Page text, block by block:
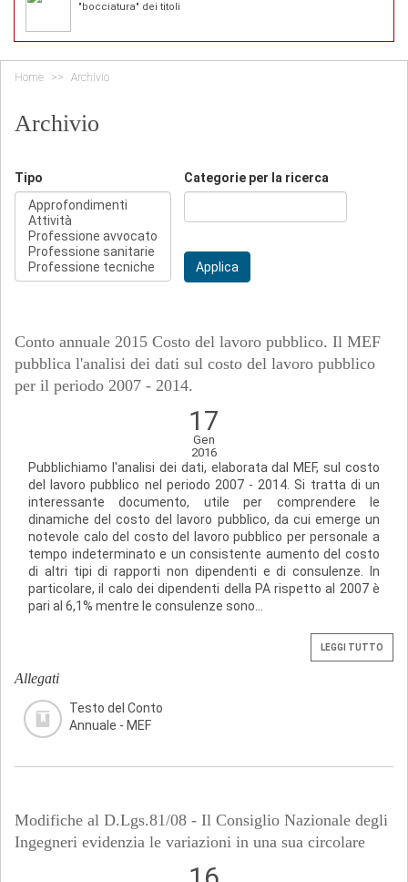
"bocciatura" dei titoli
Home Archivio
Archivio
Tipo Categorie per la ricerca
Applica
Conto annuale 2015 Costo del lavoro pubblico. Il MEF
pubblica l'analisi dei dati sul costo del lavoro pubblico
per il periodo 2007 - 2014.
17
Gen
2016
Pubblichiamo l'analisi dei dati, elaborata dal MEF, sul costo
del lavoro pubblico nel periodo 2007 - 2014. Si tratta di un
interessante documento, utile per comprendere le
dinamiche del costo del lavoro pubblico, da cui emerge un
notevole calo del costo del lavoro pubblico per personale a
tempo indeterminato e un consistente aumento del costo
di altri tipi di rapporti non dipendenti e di consulenze. In
particolare, il calo dei dipendenti della PA rispetto al 2007 è
pari al 6,1% mentre le consulenze sono...
LEGGI TUTTO
Allegati
Testo del Conto
Annuale - MEF
Modifiche al D.Lgs.81/08 - Il Consiglio Nazionale degli
Ingegneri evidenzia le variazioni in una sua circolare